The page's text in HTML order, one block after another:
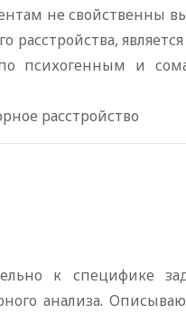
не свойственны
по психогенным и
расстройство
к специфике
анализа.